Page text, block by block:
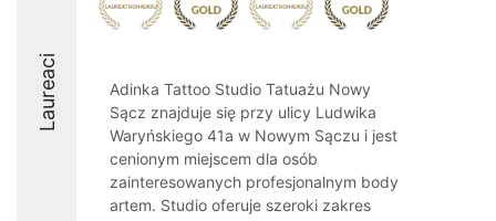
Laureaci
Adinka Tattoo Studio Tatuażu Nowy
Sącz znajduje się przy ulicy Ludwika
Waryńskiego 41a w Nowym Sączu i jest
cenionym miejscem dla osób
zainteresowanych profesjonalnym body
artem. Studio oferuje szeroki zakres